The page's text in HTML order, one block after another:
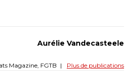
Aurélie Vandecasteele
Magazine, FGTB | Plus de publications